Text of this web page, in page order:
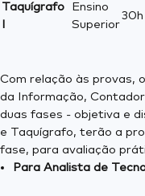
Taquígrafo
Ensino
Superior
30h
Com relação às provas,
da Informação,
duas fases - objetiva e
e Taquígrafo, terão a
fase, para avaliação
Para Analista de